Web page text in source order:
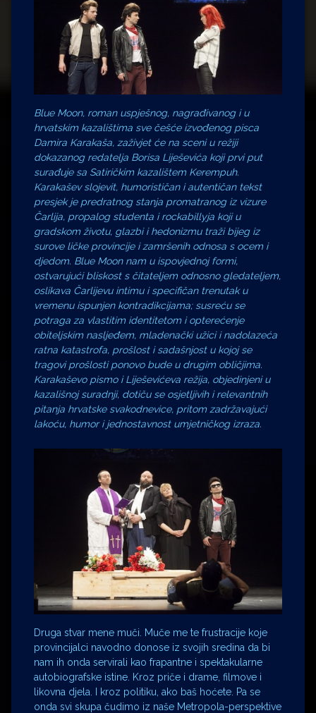
Blue Moon, roman uspješnog, nagrađivanog i u
hrvatskim kazalištima sve češće izvođenog pisca
Damira Karakaša, zaživjet će na sceni u režiji
dokazanog redatelja Borisa Liješevića koji prvi put
surađuje sa Satiričkim kazalištem Kerempuh.
Karakašev slojevit, humorističan i autentičan tekst
presjek je predratnog stanja promatranog iz vizure
Čarlija, propalog studenta i rockabillyja koji u
gradskom životu, glazbi i hedonizmu traži bijeg iz
surove ličke provincije i zamršenih odnosa s ocem i
djedom. Blue Moon nam u ispovjednoj formi,
ostvarujući bliskost s čitateljem odnosno gledateljem,
oslikava Čarlijevu intimu i specifičan trenutak u
vremenu ispunjen kontradikcijama; susreću se
potraga za vlastitim identitetom i opterećenje
obiteljskim nasljeđem, mladenački užici i nadolazeća
ratna katastrofa, prošlost i sadašnjost u kojoj se
tragovi prošlosti ponovo bude u drugim obličjima.
Karakaševo pismo i Liješevićeva režija, objedinjeni u
kazališnoj suradnji, dotiču se osjetljivih i relevantnih
pitanja hrvatske svakodnevice, pritom zadržavajući
lakoću, humor i jednostavnost umjetničkog izraza.
Druga stvar mene muči. Muče me te frustracije koje
provincijalci navodno donose iz svojih sredina da bi
nam ih onda servirali kao frapantne i spektakularne
autobiografske istine. Kroz priče i drame, filmove i
likovna djela. I kroz politiku, ako baš hoćete. Pa se
onda svi skupa čudimo iz naše Metropola-perspektive